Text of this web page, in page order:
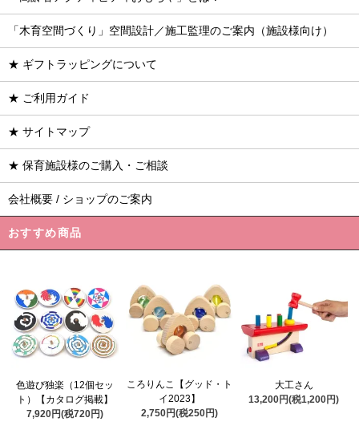
「木育空間づくり」空間設計／施工監理のご案内（施設様向け）
★ ギフトラッピングについて
★ ご利用ガイド
★ サイトマップ
★ 保育施設様のご購入・ご相談
会社概要 / ショップのご案内
おすすめ商品
色遊び独楽（12個セッ
ト）【カタログ掲載】
7,920円(税720円)
ころりんこ【グッド・ト
イ2023】
2,750円(税250円)
大工さん
13,200円(税1,200円)